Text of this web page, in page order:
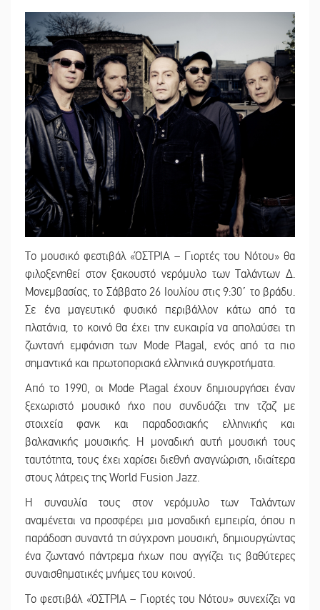
Το μουσικό φεστιβάλ «ΌΣΤΡΙΑ – Γιορτές του Νότου» θα
φιλοξενηθεί στον ξακουστό νερόμυλο των Ταλάντων Δ.
Μονεμβασίας, το Σάββατο 26 Ιουλίου στις 9:30΄ το βράδυ.
Σε ένα μαγευτικό φυσικό περιβάλλον κάτω από τα
πλατάνια, το κοινό θα έχει την ευκαιρία να απολαύσει τη
ζωντανή εμφάνιση των Mode Plagal, ενός από τα πιο
σημαντικά και πρωτοποριακά ελληνικά συγκροτήματα.
Από το 1990, οι Mode Plagal έχουν δημιουργήσει έναν
ξεχωριστό μουσικό ήχο που συνδυάζει την τζαζ με
στοιχεία φανκ και παραδοσιακής ελληνικής και
βαλκανικής μουσικής. Η μοναδική αυτή μουσική τους
ταυτότητα, τους έχει χαρίσει διεθνή αναγνώριση, ιδιαίτερα
στους λάτρεις της World Fusion Jazz.
Η συναυλία τους στον νερόμυλο των Ταλάντων
αναμένεται να προσφέρει μια μοναδική εμπειρία, όπου η
παράδοση συναντά τη σύγχρονη μουσική, δημιουργώντας
ένα ζωντανό πάντρεμα ήχων που αγγίζει τις βαθύτερες
συναισθηματικές μνήμες του κοινού.
Το φεστιβάλ «ΌΣΤΡΙΑ – Γιορτές του Νότου» συνεχίζει να